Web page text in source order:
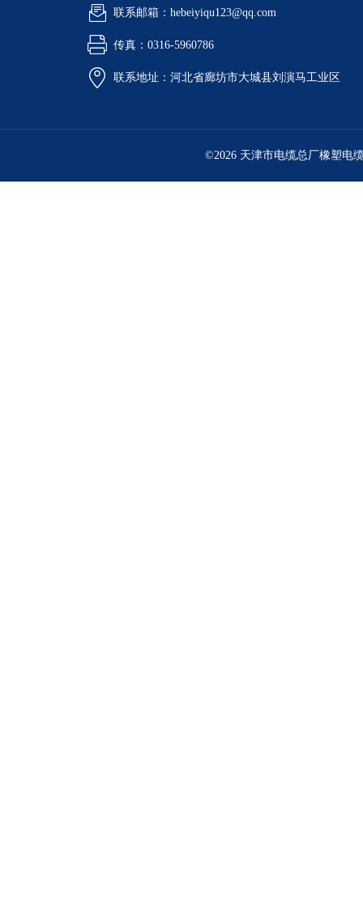
联系邮箱：hebeiyiqu123@qq.com
传真：0316-5960786
联系地址：河北省廊坊市大城县刘演马工业区
©2026 天津市电缆总厂橡塑电